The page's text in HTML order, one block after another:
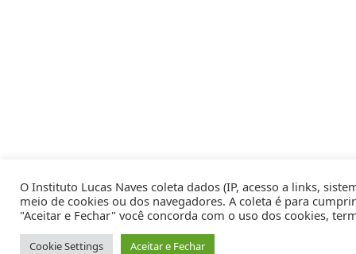
O Instituto Lucas Naves coleta dados (IP, acesso a links,
meio de cookies ou dos navegadores. A coleta é para
"Aceitar e Fechar" você concorda com o uso dos cookies,
Cookie Settings Aceitar e Fechar